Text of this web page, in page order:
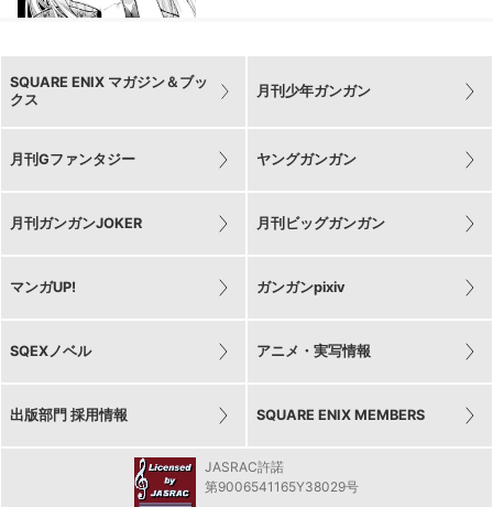
SQUARE ENIX マガジン＆ブッ
クス
月刊少年ガンガン
月刊Gファンタジー ヤングガンガン
月刊ガンガンJOKER 月刊ビッグガンガン
マンガUP! ガンガンpixiv
SQEXノベル アニメ・実写情報
出版部門 採用情報 SQUARE ENIX MEMBERS
JASRAC許諾
第9006541165Y38029号